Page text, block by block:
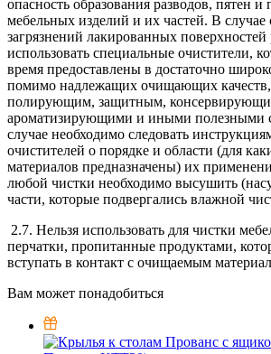
опасность образования разводов, пятен
мебельных изделий и их частей. В случае
загрязнений лакированных поверхностей
использовать специальные очистители,
время предоставлены в достаточно
помимо надлежащих очищающих
полирующим, защитным,
ароматизирующими и иными полезными
случае необходимо следовать
очистителей о порядке и области (для
материалов предназначены) их
любой чистки необходимо высушить
части, которые подвергались влажной
2.7. Нельзя использовать для чистки
перчатки, пропитанные продуктами,
вступать в контакт с очищаемым
Вам может понадобиться